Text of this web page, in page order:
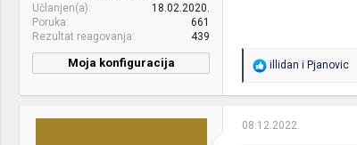
Učlanjen(a)
18.02.2020.
Poruka
661
Rezultat reagovanja
439
Moja konfiguracija
AMD Ryzen 5 1600 @3.9
LC-CC-120-ARGB PRO
Gigabyte b450 Aorus M
R
o
illidan i Pjanovic
08.12.2022.